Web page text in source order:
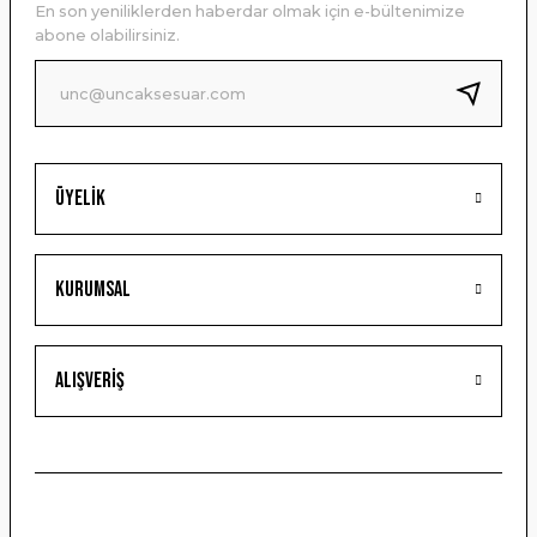
Ürün bilgilerinde hatalar bulunuyor.
Ürün fiyatı diğer sitelerden daha pahalı.
Bu ürüne benzer farklı alternatifler olmalı.
Gönder
Üyelik
Kurumsal
Alışveriş
En son yeniliklerden haberdar olmak için e-bültenimize
abone olabilirsiniz.